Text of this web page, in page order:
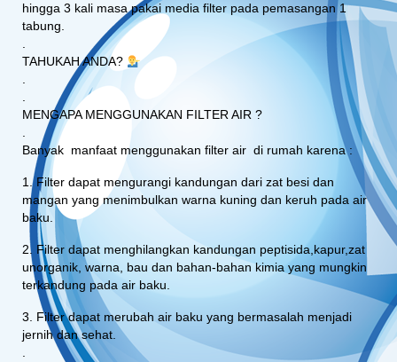
hingga 3 kali masa pakai media filter pada pemasangan 1
tabung.
.
TAHUKAH ANDA?
.
.
MENGAPA MENGGUNAKAN FILTER AIR ?
.
Banyak manfaat menggunakan filter air di rumah karena :
1. Filter dapat mengurangi kandungan dari zat besi dan
mangan yang menimbulkan warna kuning dan keruh pada air
baku.
2. Filter dapat menghilangkan kandungan peptisida,kapur,zat
unorganik, warna, bau dan bahan-bahan kimia yang mungkin
terkandung pada air baku.
3. Filter dapat merubah air baku yang bermasalah menjadi
jernih dan sehat.
.